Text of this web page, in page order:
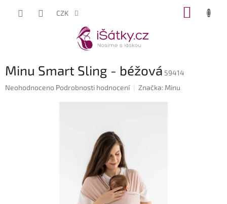
CZK
Minu Smart Sling - béžová 59414
Průměrné
Neohodnoceno Podrobnosti hodnocení Značka: Minu